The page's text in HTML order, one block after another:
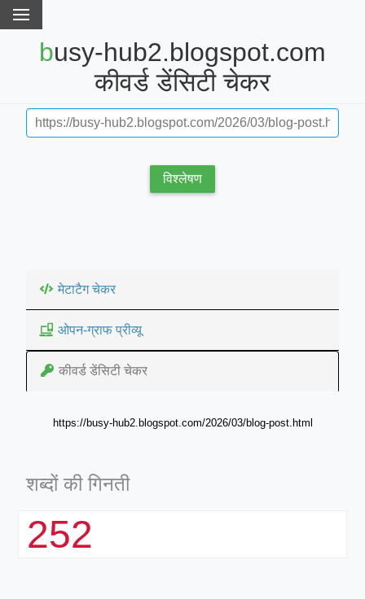
busy-hub2.blogspot.com
कीवर्ड डेंसिटी चेकर
विश्लेषण
मेटाटैग चेकर
ओपन-ग्राफ प्रीव्यू
कीवर्ड डेंसिटी चेकर
https://busy-hub2.blogspot.com/2026/03/blog-post.html
शब्दों की गिनती
252